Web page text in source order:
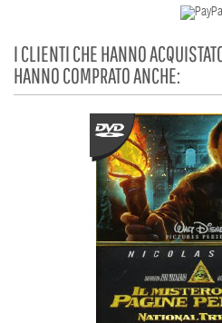
I CLIENTI CHE HANNO
HANNO COMPRATO ANCHE: